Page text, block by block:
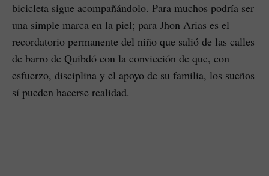
bicicleta sigue acompañándolo. Para muchos podría ser
una simple marca en la piel; para Jhon Arias es el
recordatorio permanente del niño que salió de las calles
de barro de Quibdó con la convicción de que, con
esfuerzo, disciplina y el apoyo de su familia, los sueños
sí pueden hacerse realidad.